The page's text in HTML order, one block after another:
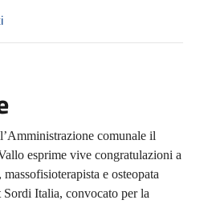
comunale il
esprime vive congratulazioni a
e osteopata
Sordi Italia, convocato per la